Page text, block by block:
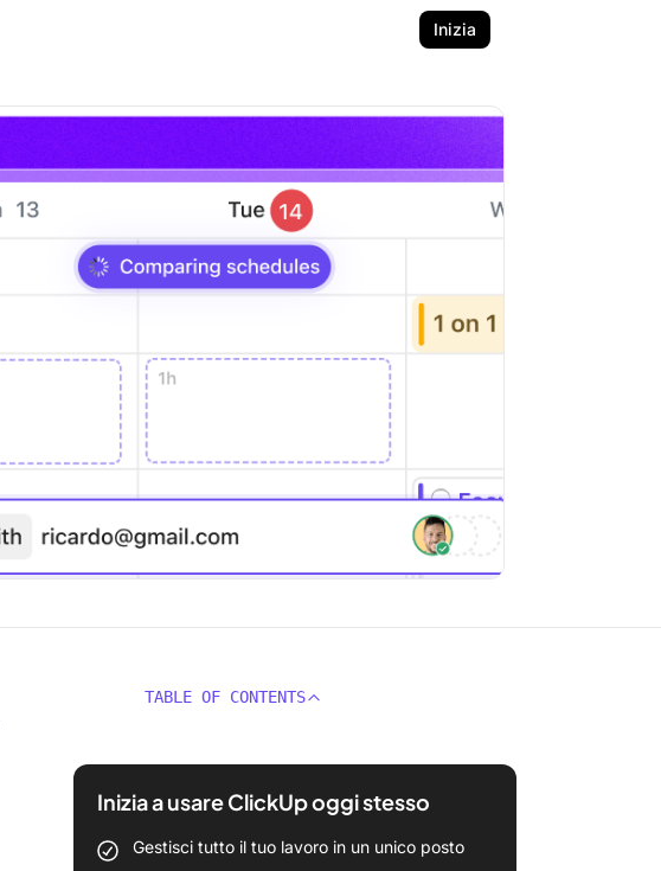
Inizia
TABLE OF CONTENTS
Inizia a usare ClickUp oggi stesso
Gestisci tutto il tuo lavoro in un unico posto